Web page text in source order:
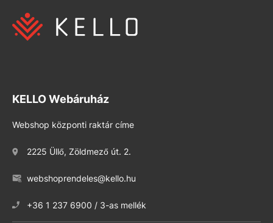
KELLO Webáruház
Webshop központi raktár címe
2225 Üllő, Zöldmező út. 2.
webshoprendeles@kello.hu
+36 1 237 6900 / 3-as mellék